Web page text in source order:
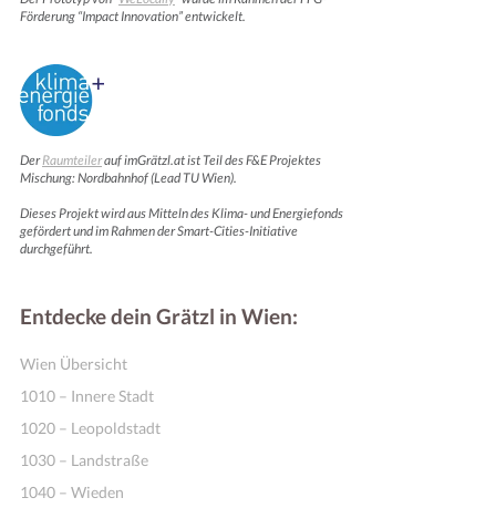
Förderung “Impact Innovation” entwickelt.
DerRaumteilerauf imGrätzl.at ist Teil des F&E Projektes
Mischung: Nordbahnhof (Lead TU Wien).
Dieses Projekt wird aus Mitteln des Klima- und Energiefonds
gefördert und im Rahmen der Smart-Cities-Initiative
durchgeführt.
Entdecke dein Grätzl in Wien:
Wien Übersicht
1010 – Innere Stadt
1020 – Leopoldstadt
1030 – Landstraße
1040 – Wieden